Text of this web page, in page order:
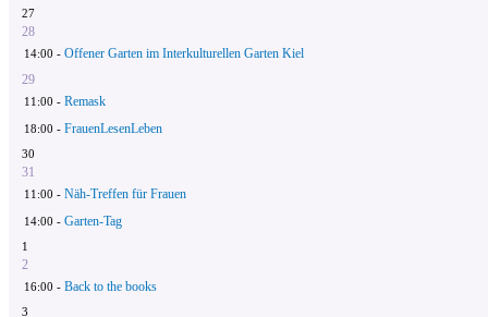
27
28
14:00 - Offener Garten im Interkulturellen Garten Kiel
29
11:00 - Remask
18:00 - FrauenLesenLeben
30
31
11:00 - Näh-Treffen für Frauen
14:00 - Garten-Tag
1
2
16:00 - Back to the books
3